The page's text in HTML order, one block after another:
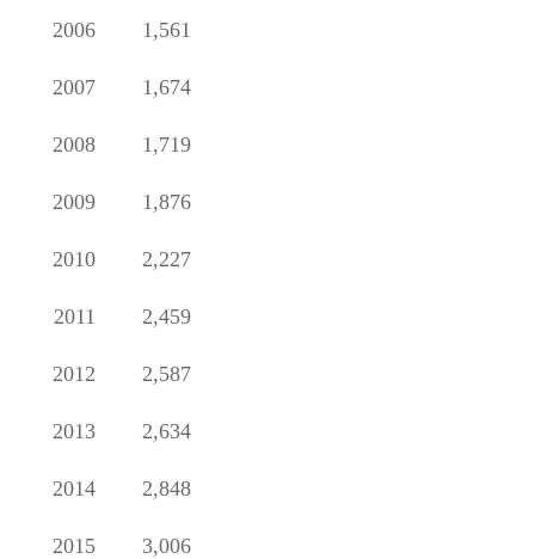
2006 1,561
2007 1,674
2008 1,719
2009 1,876
2010 2,227
2011 2,459
2012 2,587
2013 2,634
2014 2,848
2015 3,006